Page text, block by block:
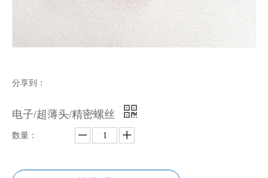
分享到：
电子/超薄头/精密螺丝
数量：